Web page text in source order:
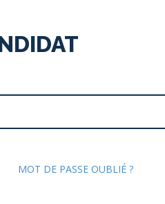
MOT DE PASSE OUBLIÉ ?